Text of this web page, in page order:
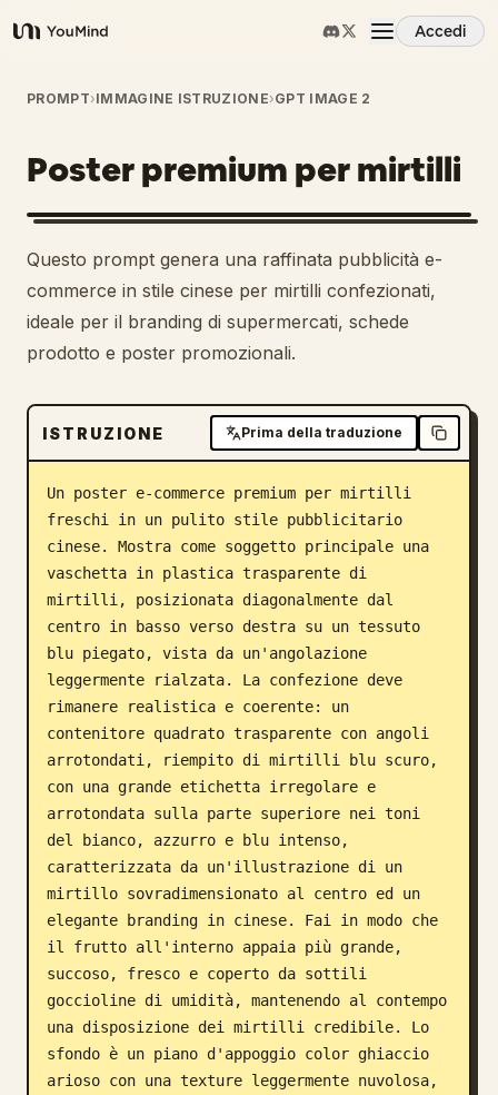
YouMind
Accedi
Panoramica
Casi d'uso
Prompt
Scarica
Blog
Aggiornamenti
PROMPT›IMMAGINE ISTRUZIONE›GPT IMAGE 2
Poster premium per mirtilli
Questo prompt genera una raffinata pubblicità e-
commerce in stile cinese per mirtilli confezionati,
ideale per il branding di supermercati, schede
prodotto e poster promozionali.
ISTRUZIONE Prima della traduzione
Un poster e-commerce premium per mirtilli
freschi in un pulito stile pubblicitario
cinese. Mostra come soggetto principale una
vaschetta in plastica trasparente di
mirtilli, posizionata diagonalmente dal
centro in basso verso destra su un tessuto
blu piegato, vista da un'angolazione
leggermente rialzata. La confezione deve
rimanere realistica e coerente: un
contenitore quadrato trasparente con angoli
arrotondati, riempito di mirtilli blu scuro,
con una grande etichetta irregolare e
arrotondata sulla parte superiore nei toni
del bianco, azzurro e blu intenso,
caratterizzata da un'illustrazione di un
mirtillo sovradimensionato al centro ed un
elegante branding in cinese. Fai in modo che
il frutto all'interno appaia più grande,
succoso, fresco e coperto da sottili
goccioline di umidità, mantenendo al contempo
una disposizione dei mirtilli credibile. Lo
sfondo è un piano d'appoggio color ghiaccio
arioso con una texture leggermente nuvolosa,